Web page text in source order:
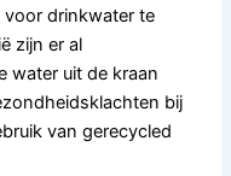
drinkwater te
zijn er al
water uit de kraan
bij
van gerecycled